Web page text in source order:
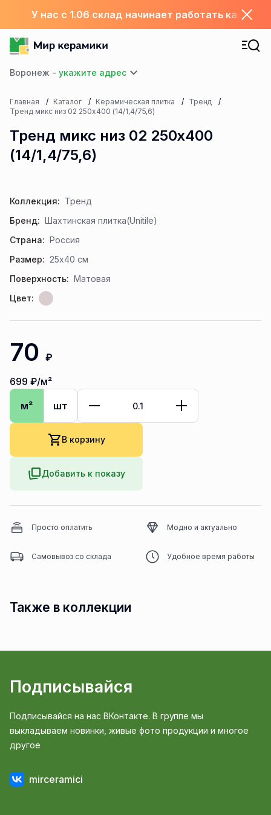
У нас с 1.06 склад начинает работать каждый
Воронеж -
Главная Каталог Керамическая плитка
Тренд
Тренд микс низ 02 250х400 (14/1,4/75,6)
Тренд микс низ 02 250х400
(14/1,4/75,6)
Коллекция: Тренд
Бренд: Шахтинская плитка(Unitile)
Страна: Россия
Размер: 25x40 см
Поверхность: Матовая
Цвет:
70 ₽
699 ₽/м²
м²
шт
В корзину
Добавить к показу
Просто оплатить Модно и актуально
Самовывоз со склада Удобное время работы
Также в коллекции
Подписывайся
Подписывайся на нас ВКонтакте. В группе мы
выкладываем новинки, живые фото продукции и многое
другое
mirceramici